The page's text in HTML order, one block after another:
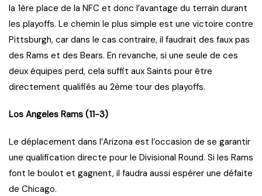
la 1ère place de la NFC et donc l’avantage du terrain durant
les playoffs. Le chemin le plus simple est une victoire contre
Pittsburgh, car dans le cas contraire, il faudrait des faux pas
des Rams et des Bears. En revanche, si une seule de ces
deux équipes perd, cela suffit aux Saints pour être
directement qualifiés au 2ème tour des playoffs.
Los Angeles Rams (11-3)
Le déplacement dans l’Arizona est l’occasion de se garantir
une qualification directe pour le Divisional Round. Si les Rams
font le boulot et gagnent, il faudra aussi espérer une défaite
de Chicago.